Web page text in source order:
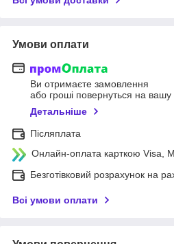
Умови оплати
Ви отримаєте замовлення
або гроші повернуться на вашу
Детальніше
Післяплата
Онлайн-оплата карткою Visa,
Безготівковий розрахунок на
Всі умови оплати